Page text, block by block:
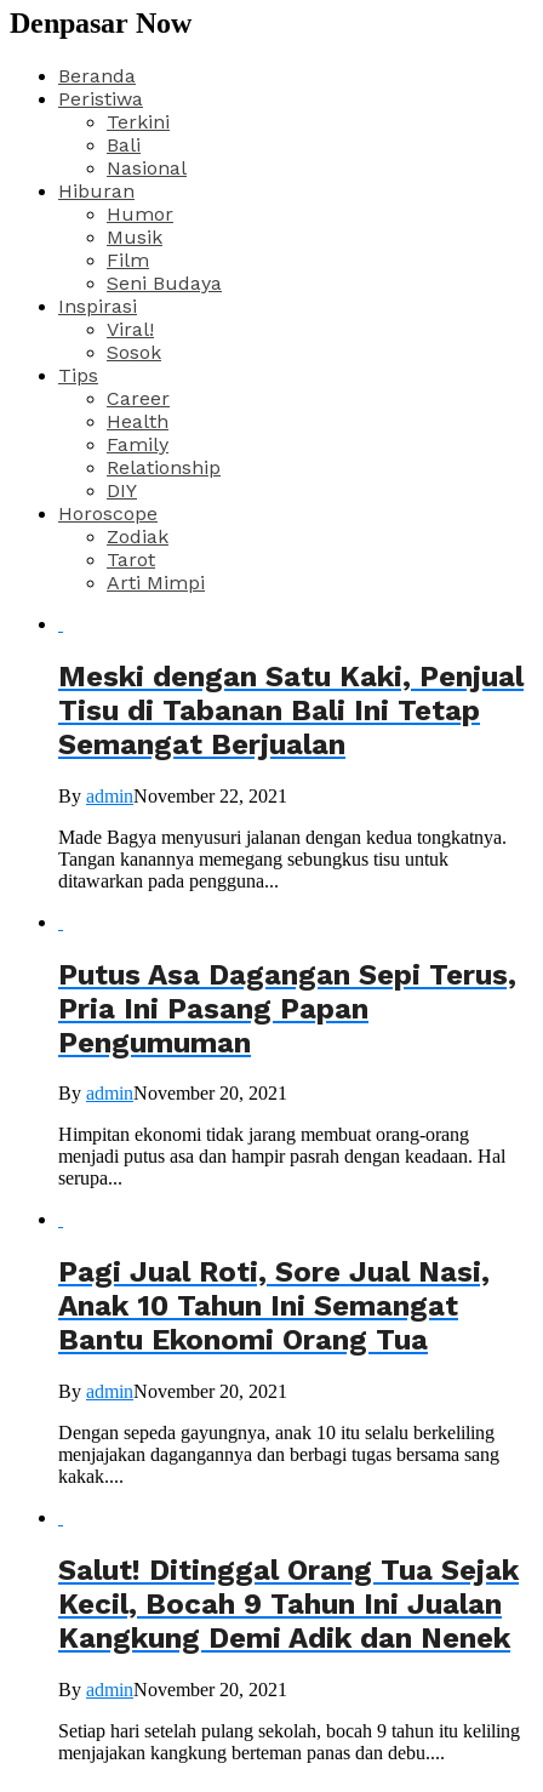
Denpasar Now
Beranda
Peristiwa
Terkini
Bali
Nasional
Hiburan
Humor
Musik
Film
Seni Budaya
Inspirasi
Viral!
Sosok
Tips
Career
Health
Family
Relationship
DIY
Horoscope
Zodiak
Tarot
Arti Mimpi
Meski dengan Satu Kaki, Penjual
Tisu di Tabanan Bali Ini Tetap
Semangat Berjualan
By adminNovember 22, 2021
Made Bagya menyusuri jalanan dengan kedua tongkatnya.
Tangan kanannya memegang sebungkus tisu untuk
ditawarkan pada pengguna...
Putus Asa Dagangan Sepi Terus,
Pria Ini Pasang Papan
Pengumuman
By adminNovember 20, 2021
Himpitan ekonomi tidak jarang membuat orang-orang
menjadi putus asa dan hampir pasrah dengan keadaan. Hal
serupa...
Pagi Jual Roti, Sore Jual Nasi,
Anak 10 Tahun Ini Semangat
Bantu Ekonomi Orang Tua
By adminNovember 20, 2021
Dengan sepeda gayungnya, anak 10 itu selalu berkeliling
menjajakan dagangannya dan berbagi tugas bersama sang
kakak....
Salut! Ditinggal Orang Tua Sejak
Kecil, Bocah 9 Tahun Ini Jualan
Kangkung Demi Adik dan Nenek
By adminNovember 20, 2021
Setiap hari setelah pulang sekolah, bocah 9 tahun itu keliling
menjajakan kangkung berteman panas dan debu....